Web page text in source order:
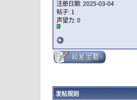
注册日期: 2025-03-04
帖子: 1
声望力: 0
发帖规则